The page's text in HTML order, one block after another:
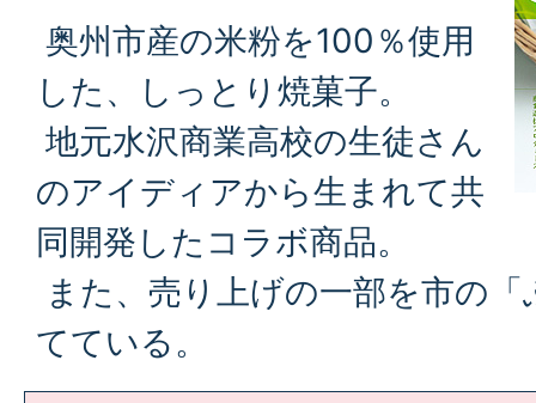
奥州市産の米粉を100％使用
した、しっとり焼菓子。
地元水沢商業高校の生徒さん
のアイディアから生まれて共
同開発したコラボ商品。
また、売り上げの一部を市の
てている。